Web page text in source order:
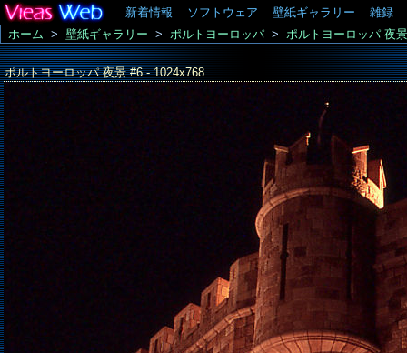
新着情報 ソフトウェア 壁紙ギャラリー 雑録
ポルトヨーロッパ 夜景 #6 - 1024x768
ホーム > 壁紙ギャラリー > ポルトヨーロッパ > ポルトヨーロッパ 夜